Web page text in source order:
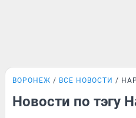
ВОРОНЕЖ ВСЕ НОВОСТИ
Новости по тэгу